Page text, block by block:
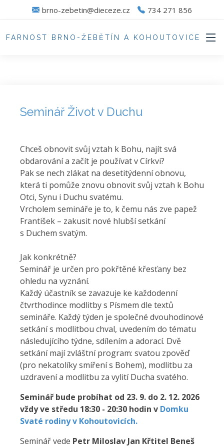
brno-zebetin@dieceze.cz 734 271 856
FARNOST BRNO-ŽEBĚTÍN A KOHOUTOVICE
Seminář Život v Duchu
Chceš obnovit svůj vztah k Bohu, najít svá
obdarování a začít je používat v Církvi?
Pak se nech zlákat na desetitýdenní obnovu,
která ti pomůže znovu obnovit svůj vztah k Bohu
Otci, Synu i Duchu svatému.
Vrcholem semináře je to, k čemu nás zve papež
František – zakusit nové hlubší setkání
s Duchem svatým.
Jak konkrétně?
Seminář je určen pro pokřtěné křesťany bez
ohledu na vyznání.
Každý účastník se zavazuje ke každodenní
čtvrthodince modlitby s Písmem dle textů
semináře. Každý týden je společné dvouhodinové
setkání s modlitbou chval, uvedením do tématu
následujícího týdne, sdílením a adorací. Dvě
setkání mají zvláštní program: svatou zpověď
(pro nekatolíky smíření s Bohem), modlitbu za
uzdravení a modlitbu za vylití Ducha svatého.
Seminář bude probíhat od 23. 9. do 2. 12. 2026
vždy ve středu 18:30 - 20:30 hodin v Domku
Svaté rodiny v Kohoutovicích.
Seminář vede Petr Miloslav Jan Křtitel Beneš